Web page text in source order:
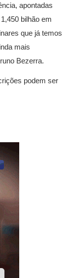
apontadas
bilhão em
que já temos
mais
Bezerra.
podem ser